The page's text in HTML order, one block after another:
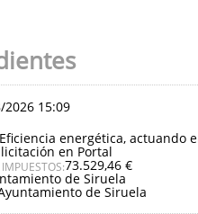
2026 15:09
Eficiencia energética, actuando
en Portal
73.529,46 €
de Siruela
de Siruela